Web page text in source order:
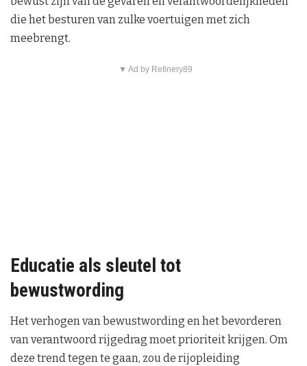
die het besturen van zulke voertuigen met zich
meebrengt.
▼ Ad by Refinery89
Educatie als sleutel tot
bewustwording
Het verhogen van bewustwording en het bevorderen
van verantwoord rijgedrag moet prioriteit krijgen. Om
deze trend tegen te gaan, zou de rijopleiding